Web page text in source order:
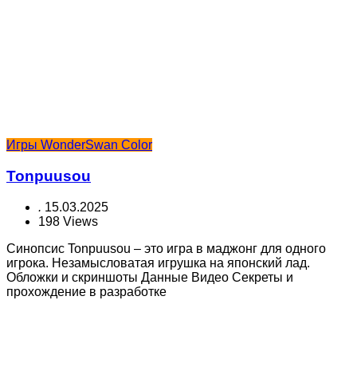
Игры WonderSwan Color
Tonpuusou
. 15.03.2025
198 Views
Синопсис Tonpuusou – это игра в маджонг для одного
игрока. Незамысловатая игрушка на японский лад.
Обложки и скриншоты Данные Видео Секреты и
прохождение в разработке